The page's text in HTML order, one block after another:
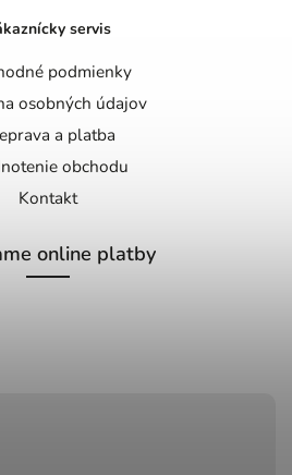
servis
podmienky
osobných údajov
a platba
obchodu
Kontakt
online platby